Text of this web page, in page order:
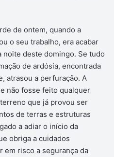
de ontem, quando a
o seu trabalho, era acabar
noite deste domingo. Se tudo
de ardósia, encontrada
atrasou a perfuração. A
não fosse feito qualquer
que já provou ser
de terras e estruturas
a adiar o início da
obriga a cuidados
em risco a segurança da